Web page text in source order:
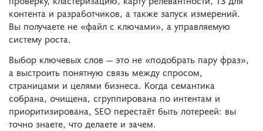
контента и разработчиков, а также запуск измерений.
Вы получаете не «файл с ключами», а управляемую
систему роста.
Выбор ключевых слов — это не «подобрать пару фраз»,
а выстроить понятную связь между спросом,
страницами и целями бизнеса. Когда семантика
собрана, очищена, сгруппирована по интентам и
приоритизирована, SEO перестаёт быть лотереей: вы
точно знаете, что делаете и зачем.